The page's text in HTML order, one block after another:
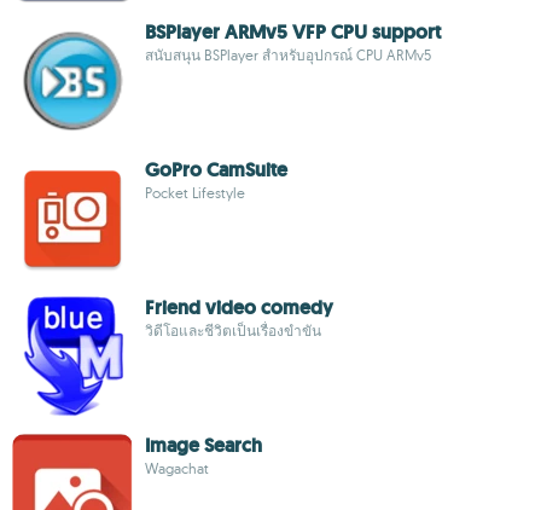
BSPlayer ARMv5 VFP CPU support
สนับสนุน BSPlayer สำหรับอุปกรณ์ CPU ARMv5
GoPro CamSuite
Pocket Lifestyle
Friend video comedy
วิดีโอและชีวิตเป็นเรื่องขำขัน
Image Search
Wagachat